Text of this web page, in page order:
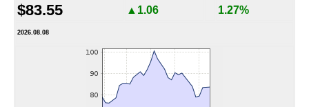
$83.55 ▲1.06 1.27%
2026.08.08